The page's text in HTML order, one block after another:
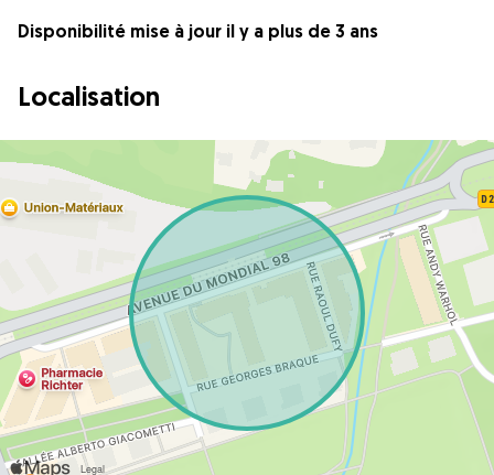
Disponibilité mise à jour il y a plus de 3 ans
Localisation